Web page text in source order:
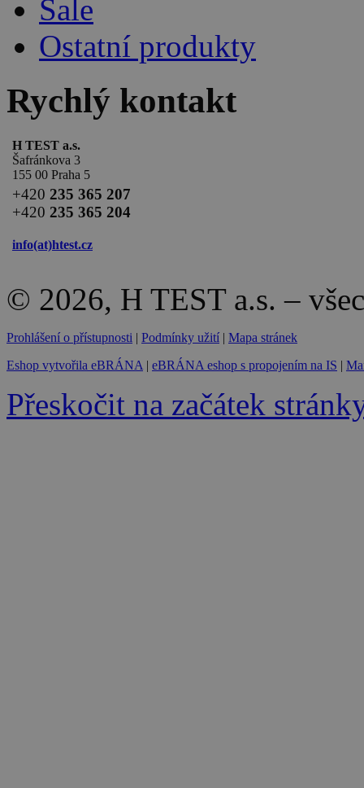
Sale
Ostatní produkty
Rychlý kontakt
H TEST a.s.
Šafránkova 3
155 00 Praha 5
+420 235 365 207
+420 235 365 204
info(at)htest.cz
© 2026, H TEST a.s. –
Prohlášení o přístupnosti Podmínky užití
Mapa stránek
Eshop vytvořila eBRÁNA| eBRÁNA eshop s propojením na IS
Přeskočit na začátek